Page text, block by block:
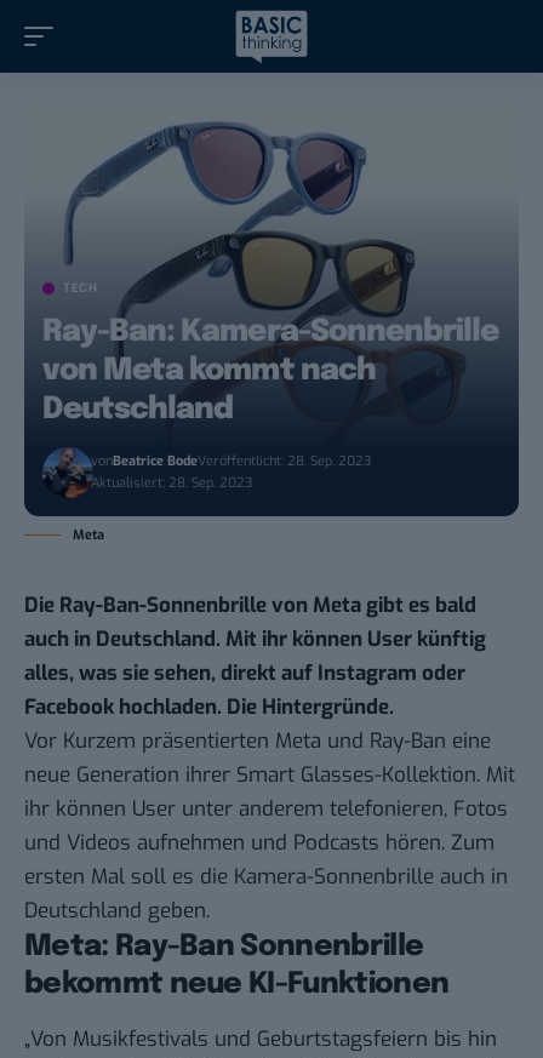
TECH
Ray-Ban: Kamera-Sonnenbrille
von Meta kommt nach
Deutschland
vonBeatrice BodeVeröffentlicht: 28. Sep. 2023
Aktualisiert: 28. Sep. 2023
Meta
Die Ray-Ban-Sonnenbrille von Meta gibt es bald
auch in Deutschland. Mit ihr können User künftig
alles, was sie sehen, direkt auf Instagram oder
Facebook hochladen. Die Hintergründe.
Vor Kurzem präsentierten Meta und Ray-Ban eine
neue Generation ihrer Smart Glasses-Kollektion. Mit
ihr können User unter anderem telefonieren, Fotos
und Videos aufnehmen und Podcasts hören. Zum
ersten Mal soll es die Kamera-Sonnenbrille auch in
Deutschland geben.
Meta: Ray-Ban Sonnenbrille
bekommt neue KI-Funktionen
„Von Musikfestivals und Geburtstagsfeiern bis hin